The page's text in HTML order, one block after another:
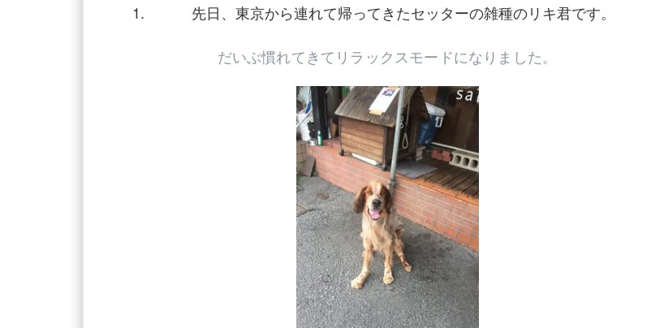
先日、東京から連れて帰ってきたセッターの雑種のリキ君です。
だいぶ慣れてきてリラックスモードになりました。